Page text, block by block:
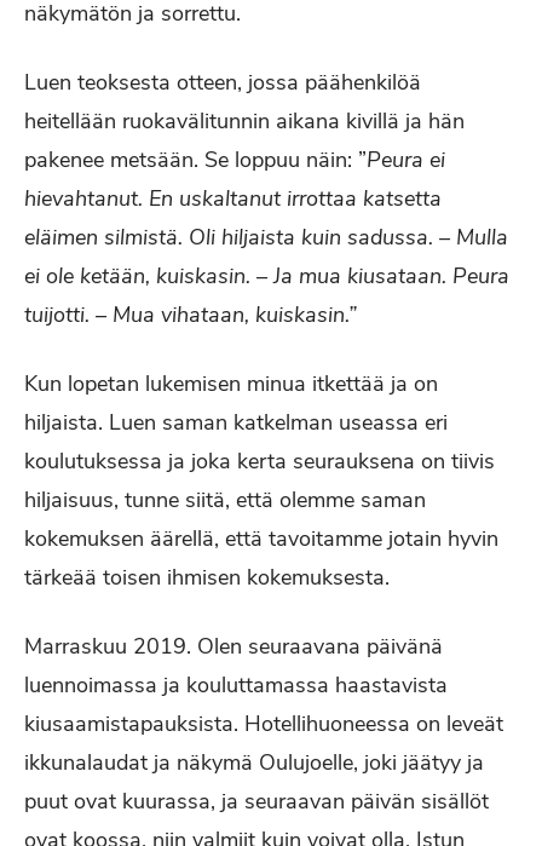
näkymätön ja sorrettu.
Luen teoksesta otteen, jossa päähenkilöä
heitellään ruokavälitunnin aikana kivillä ja hän
pakenee metsään. Se loppuu näin: ”Peura ei
hievahtanut. En uskaltanut irrottaa katsetta
eläimen silmistä. Oli hiljaista kuin sadussa. – Mulla
ei ole ketään, kuiskasin. – Ja mua kiusataan. Peura
tuijotti. – Mua vihataan, kuiskasin.”
Kun lopetan lukemisen minua itkettää ja on
hiljaista. Luen saman katkelman useassa eri
koulutuksessa ja joka kerta seurauksena on tiivis
hiljaisuus, tunne siitä, että olemme saman
kokemuksen äärellä, että tavoitamme jotain hyvin
tärkeää toisen ihmisen kokemuksesta.
Marraskuu 2019. Olen seuraavana päivänä
luennoimassa ja kouluttamassa haastavista
kiusaamistapauksista. Hotellihuoneessa on leveät
ikkunalaudat ja näkymä Oulujoelle, joki jäätyy ja
puut ovat kuurassa, ja seuraavan päivän sisällöt
ovat koossa, niin valmiit kuin voivat olla. Istun